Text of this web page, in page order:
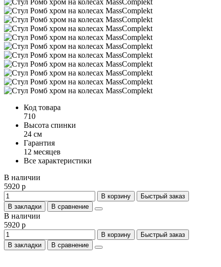
Код товара
710
Высота спинки
24 см
Гарантия
12 месяцев
Все характеристики
В наличии
5920 р
В корзину
Быстрый заказ
В закладки
В сравнение
В наличии
5920 р
В корзину
Быстрый заказ
В закладки
В сравнение